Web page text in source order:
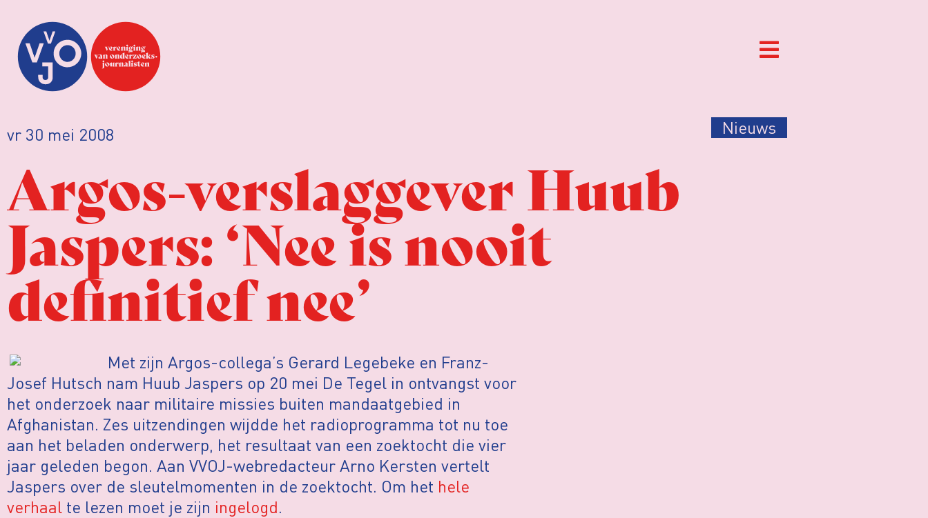
vr 30 mei 2008 Nieuws
Argos-verslaggever Huub
Jaspers: ‘Nee is nooit
definitief nee’
Met zijn Argos-collega’s Gerard Legebeke en Franz-
Josef Hutsch nam Huub Jaspers op 20 mei De Tegel in ontvangst voor
het onderzoek naar militaire missies buiten mandaatgebied in
Afghanistan. Zes uitzendingen wijdde het radioprogramma tot nu toe
aan het beladen onderwerp, het resultaat van een zoektocht die vier
jaar geleden begon. Aan VVOJ-webredacteur Arno Kersten vertelt
Jaspers over de sleutelmomenten in de zoektocht. Om het hele
verhaal te lezen moet je zijn ingelogd.